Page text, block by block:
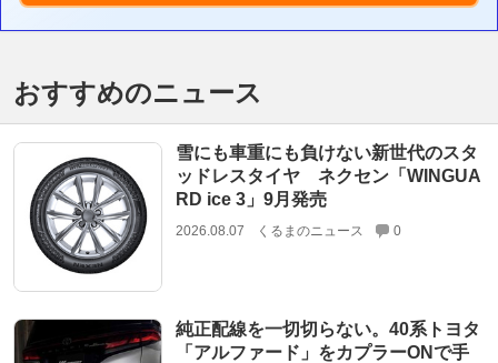
おすすめのニュース
雪にも車重にも負けない新世代のスタ
ッドレスタイヤ ネクセン「WINGUA
RD ice 3」9月発売
2026.08.07 くるまのニュース 0
純正配線を一切切らない。40系トヨタ
「アルファード」をカプラーONで手